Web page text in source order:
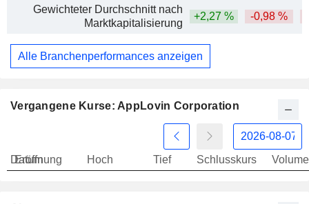
Gewichteter Durchschnitt nach
Marktkapitalisierung
+2,27 % -0,98 %
Alle Branchenperformances anzeigen
Vergangene Kurse: AppLovin Corporation
Datum
Eröffnung Hoch Tief Schlusskurs